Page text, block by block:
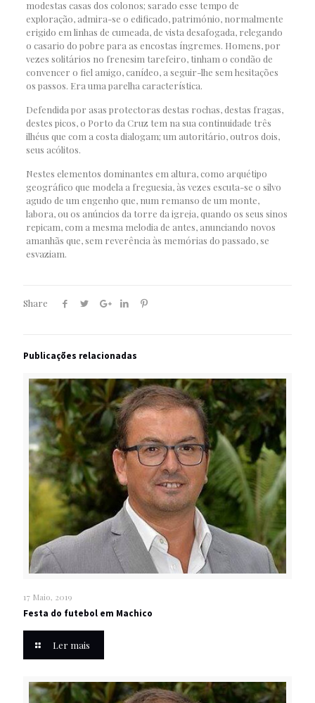
modestas casas dos colonos; sarado esse tempo de
exploração, admira-se o edificado, património, normalmente
erigido em linhas de cumeada, de vista desafogada, relegando
o casario do pobre para as encostas íngremes. Homens, por
vezes solitários no frenesim tarefeiro, tinham o condão de
convencer o fiel amigo, canídeo, a seguir-lhe sem hesitações
os passos. Era uma parelha característica.
Defendida por asas protectoras destas rochas, destas fragas,
destes picos, o Porto da Cruz tem na sua continuidade três
ilhéus que com a costa dialogam; um autoritário, outros dois,
seus acólitos.
Nestes elementos dominantes em altura, como arquétipo
geográfico que modela a freguesia, às vezes escuta-se o silvo
agudo de um engenho que, num remanso de um monte,
labora, ou os anúncios da torre da igreja, quando os seus sinos
repicam, com a mesma melodia de antes, anunciando novos
amanhãs que, sem reverência às memórias do passado, se
esvaziam.
Share
Publicações relacionadas
17 Maio, 2019
Festa do futebol em Machico
Ler mais